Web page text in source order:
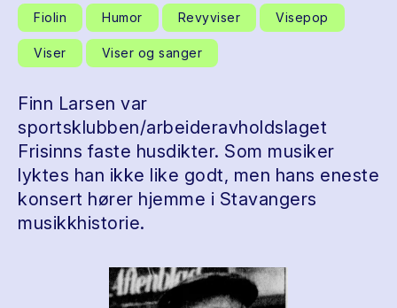
Fiolin Humor Revyviser Visepop
Viser Viser og sanger
Finn Larsen var
sportsklubben/arbeideravholdslaget
Frisinns faste husdikter. Som musiker
lyktes han ikke like godt, men hans eneste
konsert hører hjemme i Stavangers
musikkhistorie.